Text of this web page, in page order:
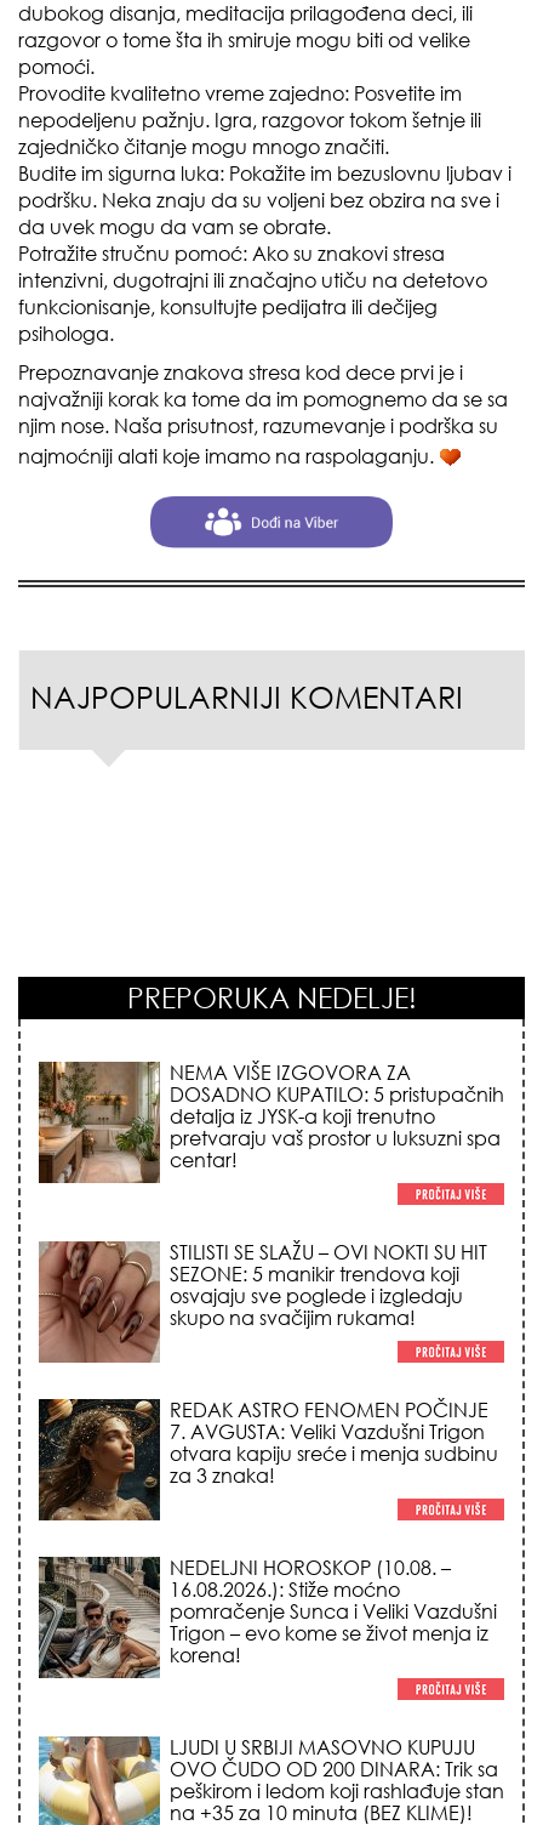
dubokog disanja, meditacija prilagođena deci, ili
razgovor o tome šta ih smiruje mogu biti od velike
pomoći.
Provodite kvalitetno vreme zajedno: Posvetite im
nepodeljenu pažnju. Igra, razgovor tokom šetnje ili
zajedničko čitanje mogu mnogo značiti.
Budite im sigurna luka: Pokažite im bezuslovnu ljubav i
podršku. Neka znaju da su voljeni bez obzira na sve i
da uvek mogu da vam se obrate.
Potražite stručnu pomoć: Ako su znakovi stresa
intenzivni, dugotrajni ili značajno utiču na detetovo
funkcionisanje, konsultujte pedijatra ili dečijeg
psihologa.
Prepoznavanje znakova stresa kod dece prvi je i
najvažniji korak ka tome da im pomognemo da se sa
njim nose. Naša prisutnost, razumevanje i podrška su
najmoćniji alati koje imamo na raspolaganju.
NAJPOPULARNIJI KOMENTARI
PREPORUKA NEDELJE!
STILISTI SE SLAŽU – OVI NOKTI SU HIT
SEZONE: 5 manikir trendova koji
osvajaju sve poglede i izgledaju
skupo na svačijim rukama!
7. AVGUSTA: Veliki Vazdušni Trigon
otvara kapiju sreće i menja sudbinu
za 3 znaka!
16.08.2026.): Stiže moćno
pomračenje Sunca i Veliki Vazdušni
Trigon – evo kome se život menja iz
korena!
LJUDI U SRBIJI MASOVNO KUPUJU
OVO ČUDO OD 200 DINARA: Trik sa
peškirom i ledom koji rashlađuje stan
na +35 za 10 minuta (BEZ KLIME)!
LOVOROVIM LISTOM: Stari ritual
privlačenja novca koji treba uraditi
baš tokom sezone Lava!